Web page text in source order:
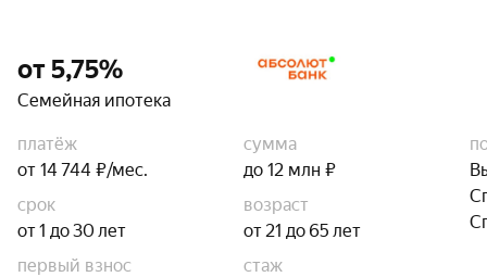
от 5,75%
Семейная ипотека
платёж
от 14 744 ₽/мес.
сумма
до 12 млн ₽
срок
от 1 до 30 лет
возраст
от 21 до 65 лет
первый взнос
стаж